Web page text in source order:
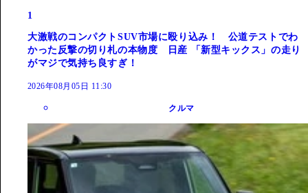
1
大激戦のコンパクトSUV市場に殴り込み！ 公道テストでわ
かった反撃の切り札の本物度 日産 「新型キックス」の走り
がマジで気持ち良すぎ！
2026年08月05日 11:30
クルマ